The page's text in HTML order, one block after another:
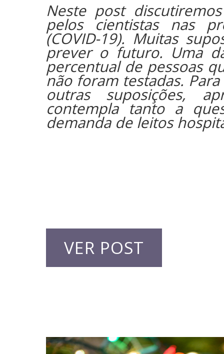
Neste post
pelos cientistas nas
(COVID-19). Muitas
prever o futuro. Uma
percentual de pessoas
não foram testadas.
outras suposições,
contempla tanto a
demanda de leitos
VER POST